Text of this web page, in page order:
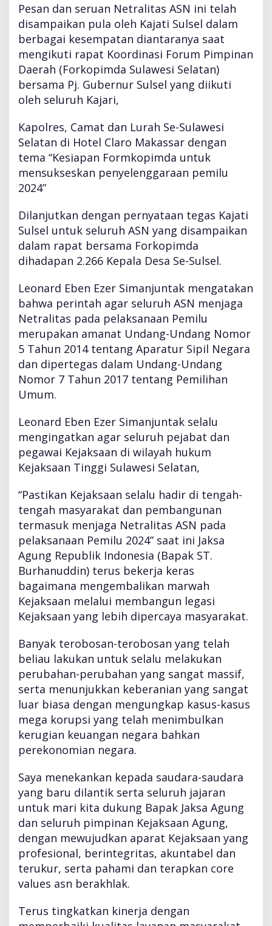
D
A
A
C
R
A
P
L
N
T
I
D
A
N
S
A
H
T
E
I
M
A
A
T
A
N
E
S
E
L
O
N
,
A
P
D
S
U
K
A
A
A
N
K
O
R
D
N
A
O
Pesan dan seruan Netralitas ASN ini telah
disampaikan pula oleh Kajati Sulsel dalam
berbagai kesempatan diantaranya saat
mengikuti rapat Koordinasi Forum Pimpinan
Daerah (Forkopimda Sulawesi Selatan)
bersama Pj. Gubernur Sulsel yang diikuti
oleh seluruh Kajari,
Kapolres, Camat dan Lurah Se-Sulawesi
Selatan di Hotel Claro Makassar dengan
tema “Kesiapan Formkopimda untuk
mensukseskan penyelenggaraan pemilu
2024”
Dilanjutkan dengan pernyataan tegas Kajati
Sulsel untuk seluruh ASN yang disampaikan
dalam rapat bersama Forkopimda
dihadapan 2.266 Kepala Desa Se-Sulsel.
Leonard Eben Ezer Simanjuntak mengatakan
bahwa perintah agar seluruh ASN menjaga
Netralitas pada pelaksanaan Pemilu
merupakan amanat Undang-Undang Nomor
5 Tahun 2014 tentang Aparatur Sipil Negara
dan dipertegas dalam Undang-Undang
Nomor 7 Tahun 2017 tentang Pemilihan
Umum.
Leonard Eben Ezer Simanjuntak selalu
mengingatkan agar seluruh pejabat dan
pegawai Kejaksaan di wilayah hukum
Kejaksaan Tinggi Sulawesi Selatan,
“Pastikan Kejaksaan selalu hadir di tengah-
tengah masyarakat dan pembangunan
termasuk menjaga Netralitas ASN pada
pelaksanaan Pemilu 2024” saat ini Jaksa
Agung Republik Indonesia (Bapak ST.
Burhanuddin) terus bekerja keras
bagaimana mengembalikan marwah
Kejaksaan melalui membangun legasi
Kejaksaan yang lebih dipercaya masyarakat.
Banyak terobosan-terobosan yang telah
beliau lakukan untuk selalu melakukan
perubahan-perubahan yang sangat massif,
serta menunjukkan keberanian yang sangat
luar biasa dengan mengungkap kasus-kasus
mega korupsi yang telah menimbulkan
kerugian keuangan negara bahkan
perekonomian negara.
Saya menekankan kepada saudara-saudara
yang baru dilantik serta seluruh jajaran
untuk mari kita dukung Bapak Jaksa Agung
dan seluruh pimpinan Kejaksaan Agung,
dengan mewujudkan aparat Kejaksaan yang
profesional, berintegritas, akuntabel dan
terukur, serta pahami dan terapkan core
values asn berakhlak.
Terus tingkatkan kinerja dengan